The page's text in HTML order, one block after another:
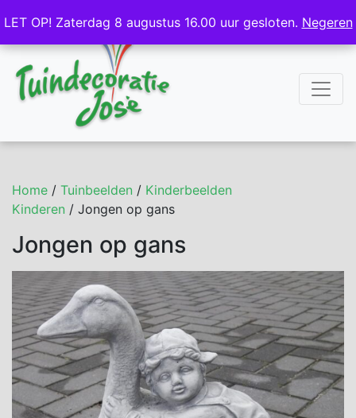
NL DE
Home / Tuinbeelden / Kinderbeelden
Kinderen / Jongen op gans
Jongen op gans
LET OP! Zaterdag 8 augustus 16.00 uur gesloten. Negeren
LET OP! Zaterdag 8 augustus 16.00 uur gesloten. Negeren